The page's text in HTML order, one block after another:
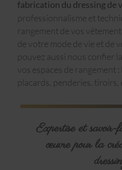
fabrication du dressing de
professionnalisme et
rangement de vos
de votre mode de vie et de
pouvez aussi nous confier
vos espaces de rangement
placards, penderies, tiroirs,
Expertise et savoir-
œuvre pour la